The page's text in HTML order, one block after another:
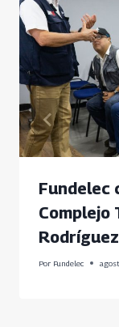
Fundelec
Complejo
Por Fundelec